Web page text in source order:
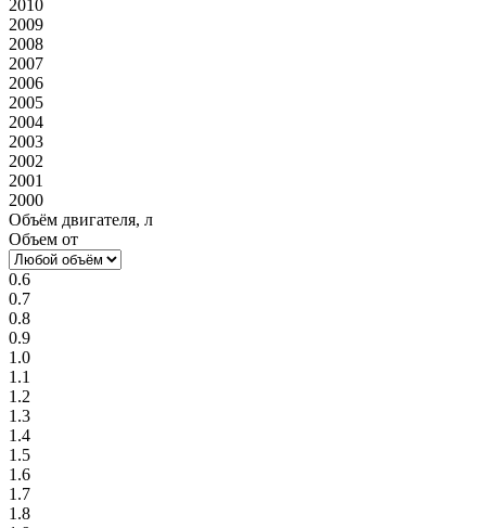
2010
2009
2008
2007
2006
2005
2004
2003
2002
2001
2000
Объём двигателя, л
Объем от
0.6
0.7
0.8
0.9
1.0
1.1
1.2
1.3
1.4
1.5
1.6
1.7
1.8